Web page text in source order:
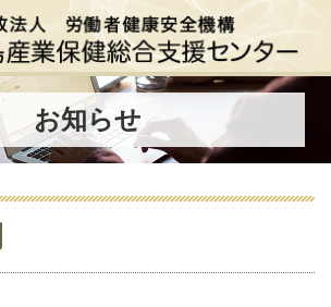
お知らせ